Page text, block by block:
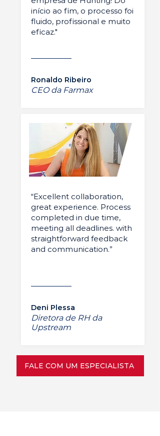
início ao fim, o processo foi
fluido, profissional e muito
eficaz."
Ronaldo Ribeiro
CEO da Farmax
“Excellent collaboration,
great experience. Process
completed in due time,
meeting all deadlines. with
straightforward feedback
and communication.”
Deni Plessa
Diretora de RH da
Upstream
FALE COM UM ESPECIALISTA